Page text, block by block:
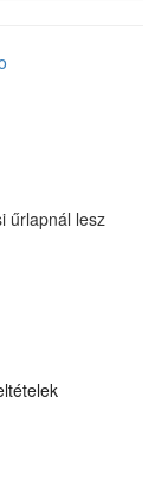
űrlapnál lesz